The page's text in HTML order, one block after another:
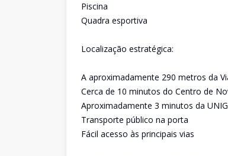
Piscina
Quadra esportiva
Localização estratégica:
A aproximadamente 290 metros da
Cerca de 10 minutos do Centro de
Aproximadamente 3 minutos da UNIG
Transporte público na porta
Fácil acesso às principais vias